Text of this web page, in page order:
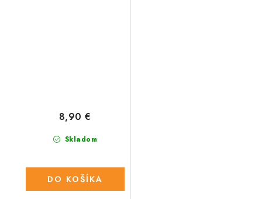
Skladom
8,90 €
DO KOŠÍKA